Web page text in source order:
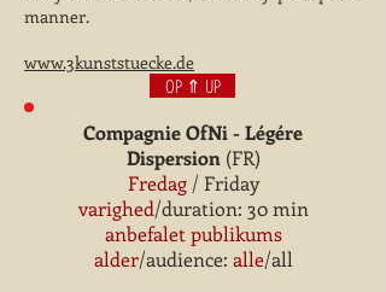
manner.
www.3kunststuecke.de
OP ⇑ UP
Compagnie OfNi - Légére
Dispersion (FR)
Fredag / Friday
varighed/duration: 30 min
anbefalet publikums
alder/audience: alle/all